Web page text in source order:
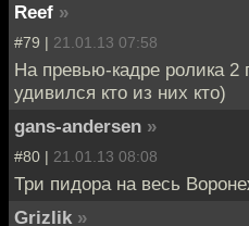
Reef »
#79 | 21.01.13 07:58
На превью-кадре ролика 2
удивился кто из них кто)
gans-andersen »
#80 | 21.01.13 08:08
Три пидора на весь
Grizlik »